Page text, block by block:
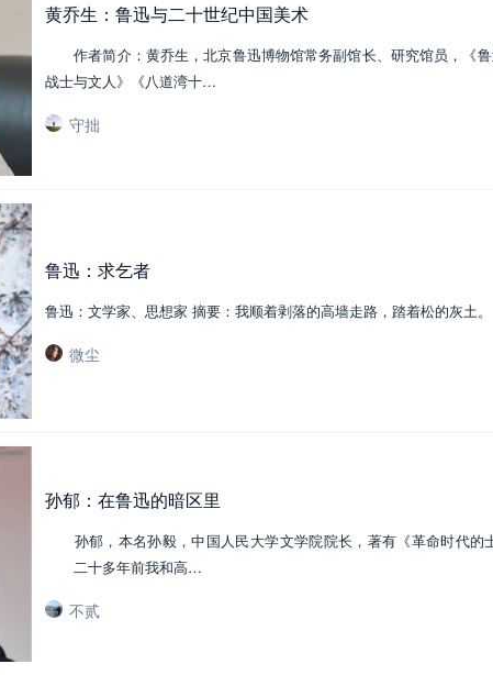
黄乔生：鲁迅与二十世纪中国美术
作者简介：黄乔生，北京鲁迅博物馆常务副馆长、研究馆员，《
战士与文人》《八道湾十…
守拙
鲁迅：求乞者
鲁迅：文学家、思想家 摘要：我顺着剥落的高墙走路，踏着松
微尘
孙郁：在鲁迅的暗区里
孙郁，本名孙毅，中国人民大学文学院院长，著有《革命时代的
二十多年前我和高…
不贰